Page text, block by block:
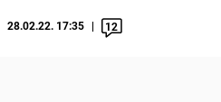
28.02.22. 17:35 12